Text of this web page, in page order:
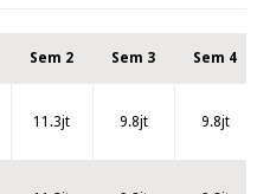
Sem 2 Sem 3 Sem 4
11.3jt 9.8jt 9.8jt